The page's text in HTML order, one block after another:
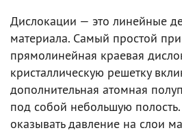
Дислокации — это линейные
материала. Самый простой
прямолинейная краевая
кристаллическую решетку
дополнительная атомная
под собой небольшую
оказывать давление на слои